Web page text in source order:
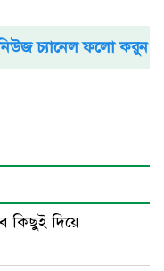
চ্যানেল ফলো করুন
কিছুই দিয়ে